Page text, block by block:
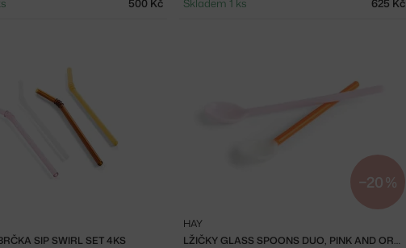
500 Kč Skladem 1 ks 625 Kč
SIP SWIRL SET 4KS
−20 %
LŽIČKY GLASS SPOONS DUO, PINK AND ORANGE
HAY